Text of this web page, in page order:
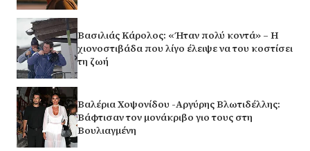
Βασιλιάς Κάρολος: «Ήταν πολύ κοντά» – Η
χιονοστιβάδα που λίγο έλειψε να του κοστίσει
τη ζωή
Βαλέρια Χοψονίδου -Αργύρης Βλωτιδέλλης:
Βάφτισαν τον μονάκριβο γιο τους στη
Βουλιαγμένη